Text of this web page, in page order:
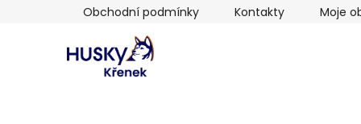
Obchodní podmínky Kontakty Moje